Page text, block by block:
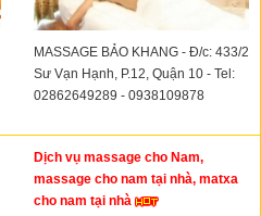
MASSAGE BẢO KHANG - Đ/c: 433/2
Sư Vạn Hạnh, P.12, Quận 10 - Tel:
02862649289 - 0938109878
Dịch vụ massage cho Nam,
massage cho nam tại nhà, matxa
cho nam tại nhà